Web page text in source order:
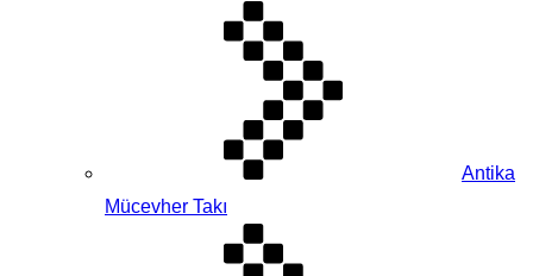
Antika
Mücevher Takı